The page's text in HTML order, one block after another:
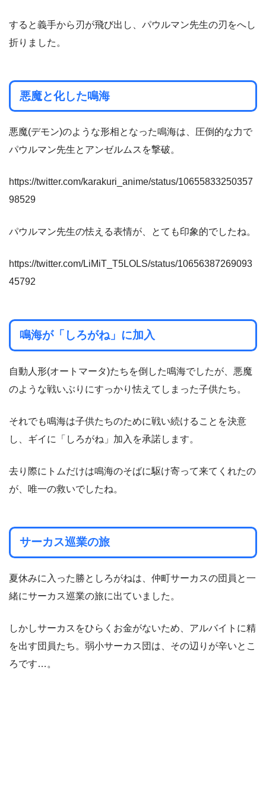
すると義手から刃が飛び出し、パウルマン先生の刃をへし
折りました。
悪魔と化した鳴海
悪魔(デモン)のような形相となった鳴海は、圧倒的な力で
パウルマン先生とアンゼルムスを撃破。
https://twitter.com/karakuri_anime/status/10655833250357
98529
パウルマン先生の怯える表情が、とても印象的でしたね。
https://twitter.com/LiMiT_T5LOLS/status/10656387269093
45792
鳴海が「しろがね」に加入
自動人形(オートマータ)たちを倒した鳴海でしたが、悪魔
のような戦いぶりにすっかり怯えてしまった子供たち。
それでも鳴海は子供たちのために戦い続けることを決意
し、ギイに「しろがね」加入を承諾します。
去り際にトムだけは鳴海のそばに駆け寄って来てくれたの
が、唯一の救いでしたね。
サーカス巡業の旅
夏休みに入った勝としろがねは、仲町サーカスの団員と一
緒にサーカス巡業の旅に出ていました。
しかしサーカスをひらくお金がないため、アルバイトに精
を出す団員たち。弱小サーカス団は、その辺りが辛いとこ
ろです…。